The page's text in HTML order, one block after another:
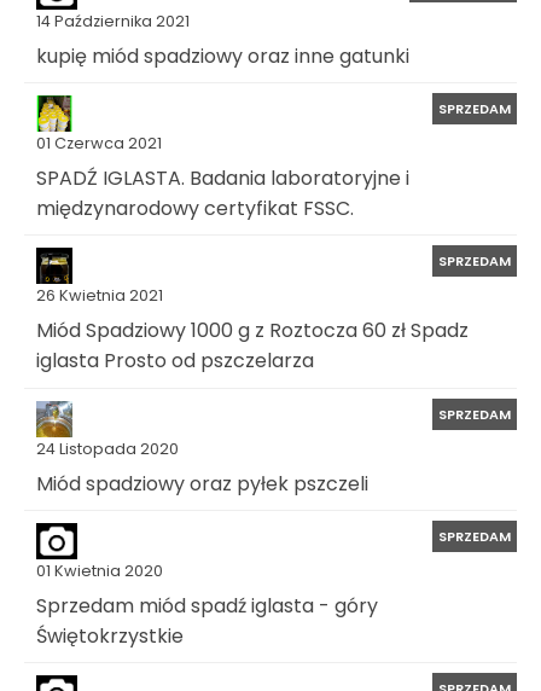
14 Października 2021
kupię miód spadziowy oraz inne gatunki
01 Czerwca 2021
SPRZEDAM
SPADŹ IGLASTA. Badania laboratoryjne i
międzynarodowy certyfikat FSSC.
26 Kwietnia 2021
SPRZEDAM
Miód Spadziowy 1000 g z Roztocza 60 zł Spadz
iglasta Prosto od pszczelarza
24 Listopada 2020
SPRZEDAM
Miód spadziowy oraz pyłek pszczeli
01 Kwietnia 2020
SPRZEDAM
Sprzedam miód spadź iglasta - góry
Świętokrzystkie